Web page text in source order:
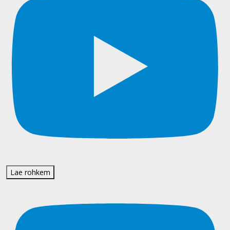
Lae rohkem